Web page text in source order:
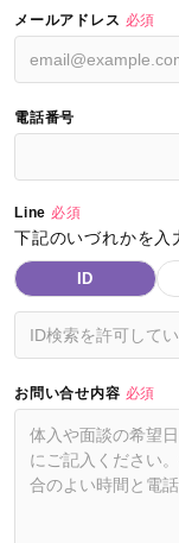
メールアドレス 必須
電話番号
Line 必須
下記のいづれかを入
ID
お問い合せ内容 必須